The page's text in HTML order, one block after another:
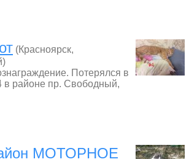
(Красноярск,
Потерялся в
в районе пр. Свободный,
МОТОРНОЕ